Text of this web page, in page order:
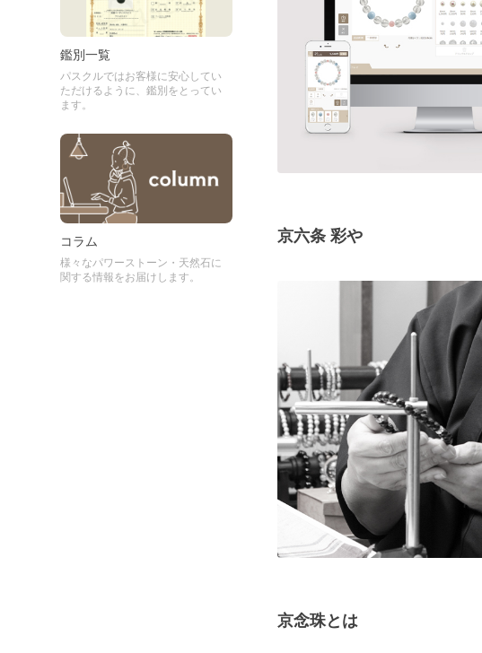
鑑別一覧
パスクルではお客様に安心してい
ただけるように、鑑別をとってい
ます。
コラム
様々なパワーストーン・天然石に
関する情報をお届けします。
京六条 彩や
京念珠とは